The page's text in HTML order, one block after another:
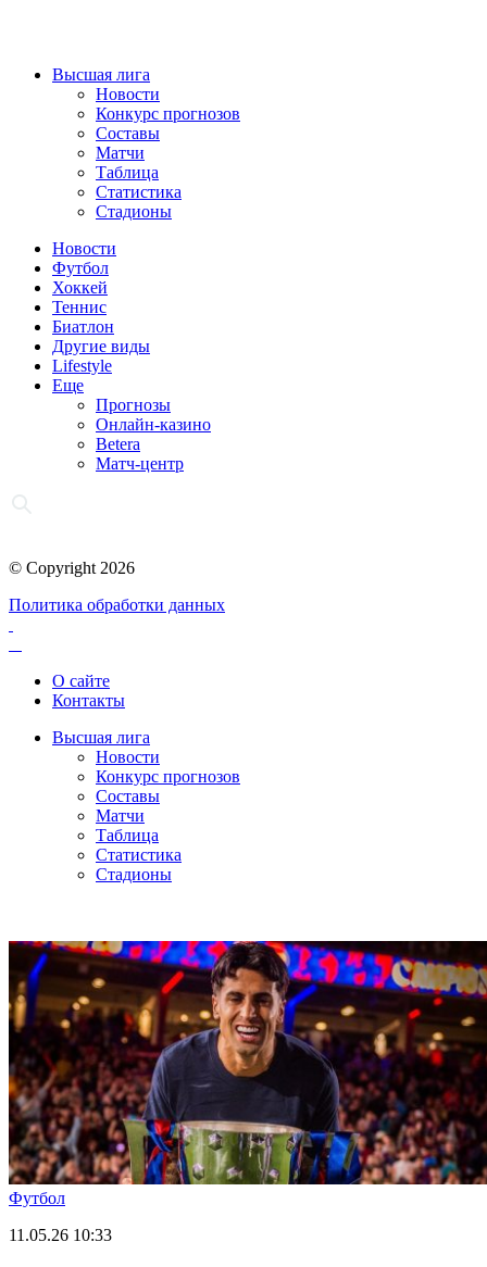
Высшая лига
Новости
Конкурс прогнозов
Составы
Матчи
Таблица
Статистика
Стадионы
Новости
Футбол
Хоккей
Теннис
Биатлон
Другие виды
Lifestyle
Еще
Прогнозы
Онлайн-казино
Betera
Матч-центр
© Copyright 2026
Политика обработки данных
О сайте
Контакты
Высшая лига
Новости
Конкурс прогнозов
Составы
Матчи
Таблица
Статистика
Стадионы
Футбол
11.05.26 10:33